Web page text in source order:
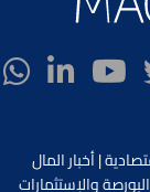
| أخبار المال
والإستثمارات